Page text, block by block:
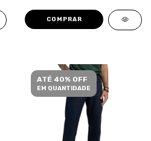
COMPRAR
ATÉ 40% OFF
EM QUANTIDADE